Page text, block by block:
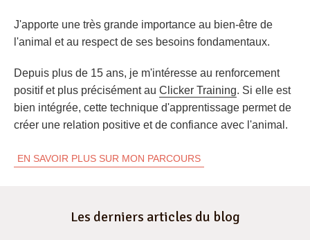
J'apporte une très grande importance au bien-être de
l'animal et au respect de ses besoins fondamentaux.
Depuis plus de 15 ans, je m'intéresse au renforcement
positif et plus précisément au Clicker Training. Si elle est
bien intégrée, cette technique d'apprentissage permet de
créer une relation positive et de confiance avec l'animal.
EN SAVOIR PLUS SUR MON PARCOURS
Les derniers articles du blog